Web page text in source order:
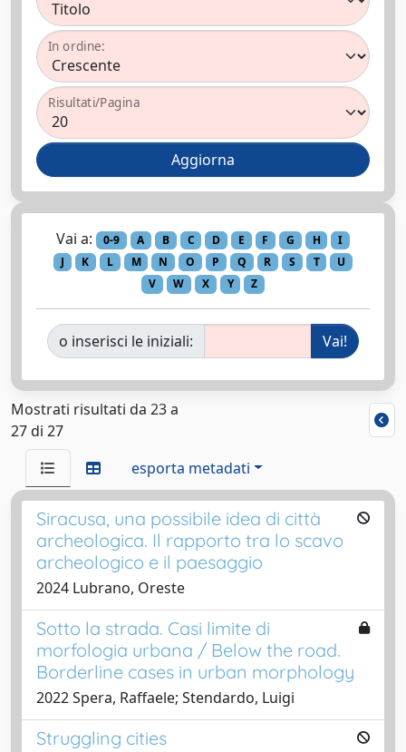
In ordine:
Risultati/Pagina
Vai a: 0-9 A B C D E F G H
I
J
K L M N O P Q R S T
U
V
W X Y Z
o inserisci le iniziali:
Mostrati risultati da 23 a
27 di 27
esporta metadati
Siracusa, una possibile idea di città
archeologica. Il rapporto tra lo scavo
archeologico e il paesaggio
2024 Lubrano, Oreste
Sotto la strada. Casi limite di
morfologia urbana / Below the road.
Borderline cases in urban morphology
2022 Spera, Raffaele; Stendardo, Luigi
Struggling cities